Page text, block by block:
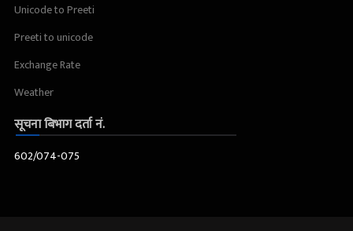
Unicode to Preeti
Preeti to unicode
Exchange Rate
Weather
सूचना बिभाग दर्ता नं.
602/074-075